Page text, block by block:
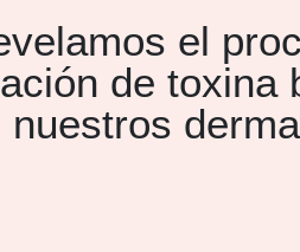
el
de toxina
nuestros